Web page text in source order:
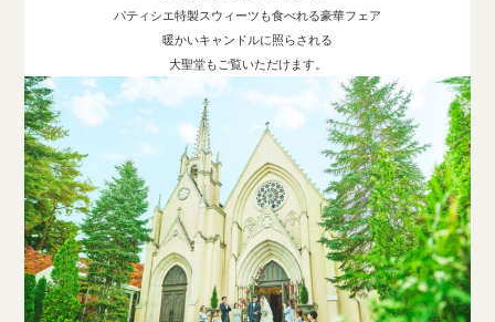
パティシエ特製スウィーツも食べれる豪華フェア
暖かいキャンドルに照らされる
大聖堂もご覧いただけます。